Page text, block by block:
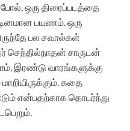
ஒரு திரைப்படத்தை
பயணம். ஒரு
பல சவால்கள்
செந்தில்நாதன் சாருடன்
இரண்டு வாரங்களுக்கு
கதை
என்பதற்காக தொடர்ந்து